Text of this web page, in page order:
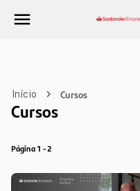
Início Cursos
Cursos
Página 1 - 2